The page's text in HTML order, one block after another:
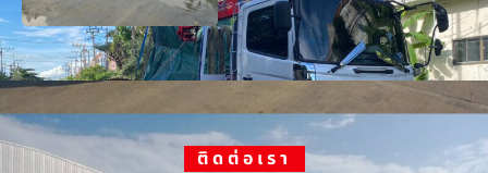
ติดต่อเรา